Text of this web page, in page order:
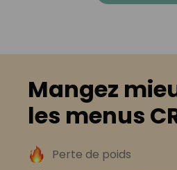
Mangez
les menus
Perte de poids